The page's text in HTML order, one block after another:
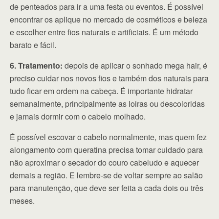
de penteados para ir a uma festa ou eventos. É possível
encontrar os aplique no mercado de cosméticos e beleza
e escolher entre fios naturais e artificiais. É um método
barato e fácil.
6. Tratamento: depois de aplicar o sonhado mega hair, é
preciso cuidar nos novos fios e também dos naturais para
tudo ficar em ordem na cabeça. É importante hidratar
semanalmente, principalmente as loiras ou descoloridas
e jamais dormir com o cabelo molhado.
É possível escovar o cabelo normalmente, mas quem fez
alongamento com queratina precisa tomar cuidado para
não aproximar o secador do couro cabeludo e aquecer
demais a região. E lembre-se de voltar sempre ao salão
para manutenção, que deve ser feita a cada dois ou três
meses.